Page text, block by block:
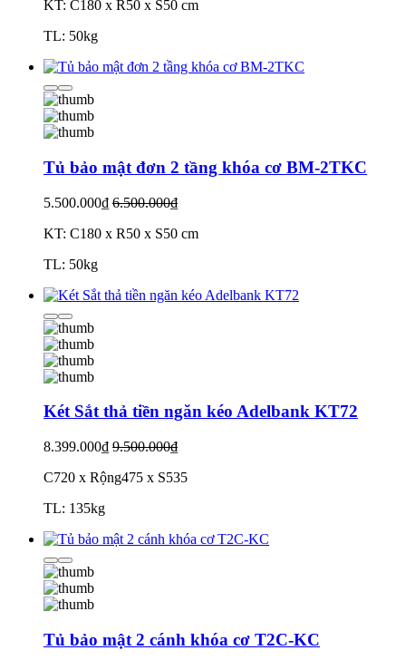
KT: C180 x R50 x S50 cm
TL: 50kg
Tủ bảo mật đơn 2 tầng khóa cơ BM-2TKC
5.500.000₫ 6.500.000₫
KT: C180 x R50 x S50 cm
TL: 50kg
Két Sắt thả tiền ngăn kéo Adelbank KT72
8.399.000₫ 9.500.000₫
C720 x Rộng475 x S535
TL: 135kg
Tủ bảo mật 2 cánh khóa cơ T2C-KC